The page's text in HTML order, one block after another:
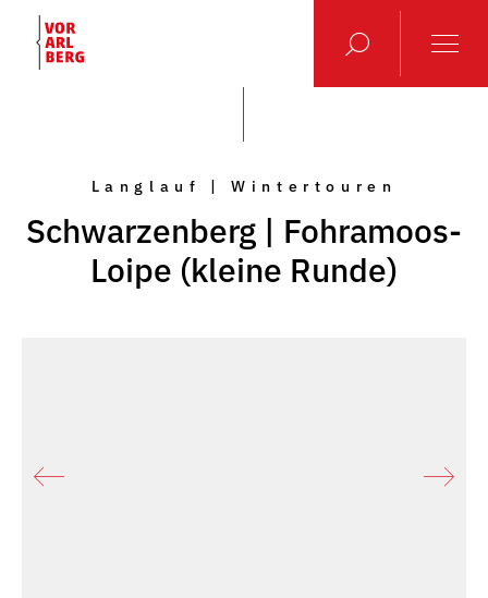
Langlauf | Wintertouren
Schwarzenberg | Fohramoos-
Loipe (kleine Runde)